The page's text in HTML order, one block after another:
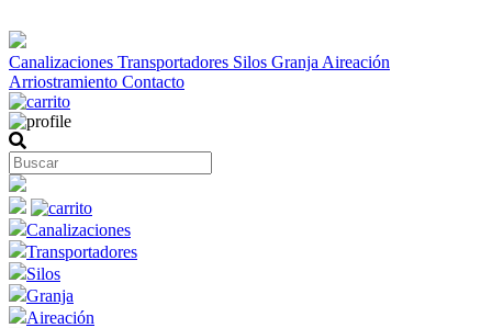
Canalizaciones Transportadores Silos Granja Aireación
Arriostramiento Contacto
Canalizaciones
Transportadores
Silos
Granja
Aireación